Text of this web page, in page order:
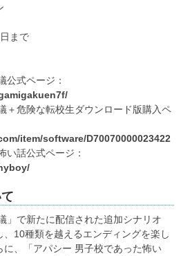
まで
公式ページ：
＋危険な転校生ダウンロード版購入ペ
item/software/D70070000023422
い話公式ページ：
」で新たに配信された追加シナリオ
10種類を越えるエンディングを楽し
、「アパシー 男子校であった怖い